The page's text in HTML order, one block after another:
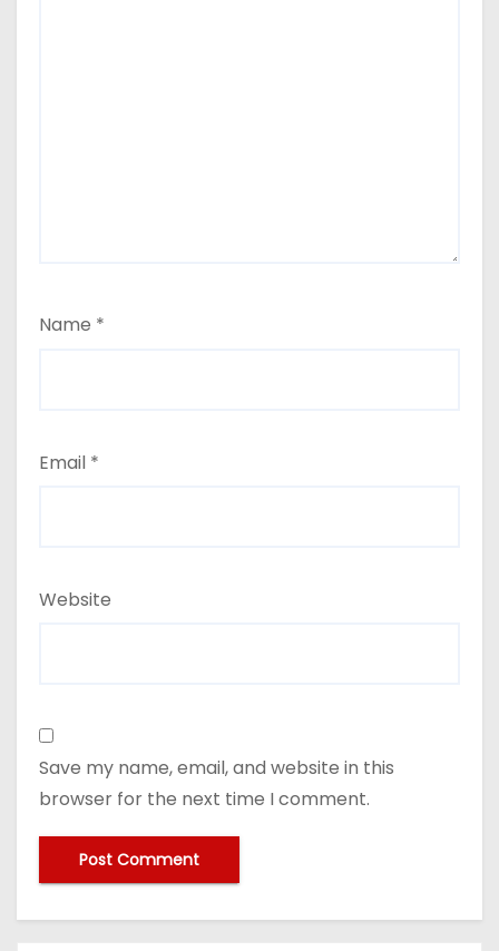
Name *
Email *
Website
Save my name, email, and website in this
browser for the next time I comment.